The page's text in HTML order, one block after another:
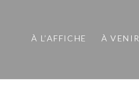
À L’AFFICHE À VENIR